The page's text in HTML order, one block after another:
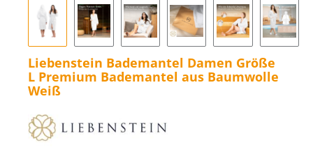
Liebenstein Bademantel Damen Größe
L Premium Bademantel aus Baumwolle
Weiß